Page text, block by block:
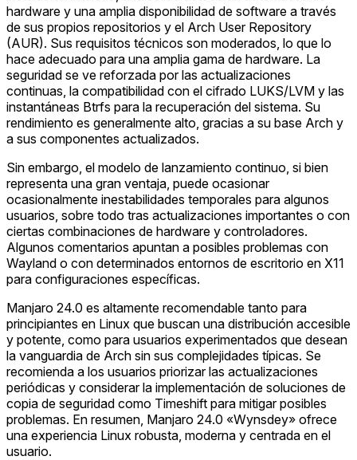
hardware y una amplia disponibilidad de software a través
de sus propios repositorios y el Arch User Repository
(AUR). Sus requisitos técnicos son moderados, lo que lo
hace adecuado para una amplia gama de hardware. La
seguridad se ve reforzada por las actualizaciones
continuas, la compatibilidad con el cifrado LUKS/LVM y las
instantáneas Btrfs para la recuperación del sistema. Su
rendimiento es generalmente alto, gracias a su base Arch y
a sus componentes actualizados.
Sin embargo, el modelo de lanzamiento continuo, si bien
representa una gran ventaja, puede ocasionar
ocasionalmente inestabilidades temporales para algunos
usuarios, sobre todo tras actualizaciones importantes o con
ciertas combinaciones de hardware y controladores.
Algunos comentarios apuntan a posibles problemas con
Wayland o con determinados entornos de escritorio en X11
para configuraciones específicas.
Manjaro 24.0 es altamente recomendable tanto para
principiantes en Linux que buscan una distribución accesible
y potente, como para usuarios experimentados que desean
la vanguardia de Arch sin sus complejidades típicas. Se
recomienda a los usuarios priorizar las actualizaciones
periódicas y considerar la implementación de soluciones de
copia de seguridad como Timeshift para mitigar posibles
problemas. En resumen, Manjaro 24.0 «Wynsdey» ofrece
una experiencia Linux robusta, moderna y centrada en el
usuario.